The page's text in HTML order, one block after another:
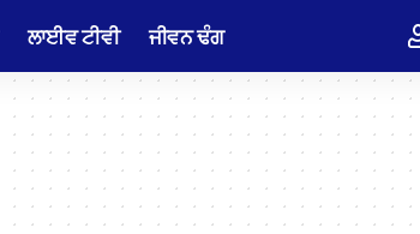
ਲਾਈਵ ਟੀਵੀ ਜੀਵਨ ਢੰਗ